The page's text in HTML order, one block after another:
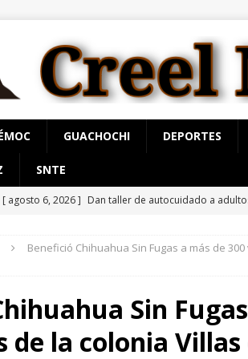
GUACHOCHI DEPORTES
SNTE
[ agosto 6, 2026 ] Dan taller de autocuidado a
[ agosto 6, 2026 ] *La advertencia de Maru *Más
[ agosto 6, 2026 ] Inauguran puentes vehiculares
Cusárare
ESTATAL
Benefició Chihuahua Sin Fugas a más de
Sin
de la colonia Villas